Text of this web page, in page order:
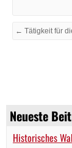
Neueste
Historisches
← Tätigkeit für